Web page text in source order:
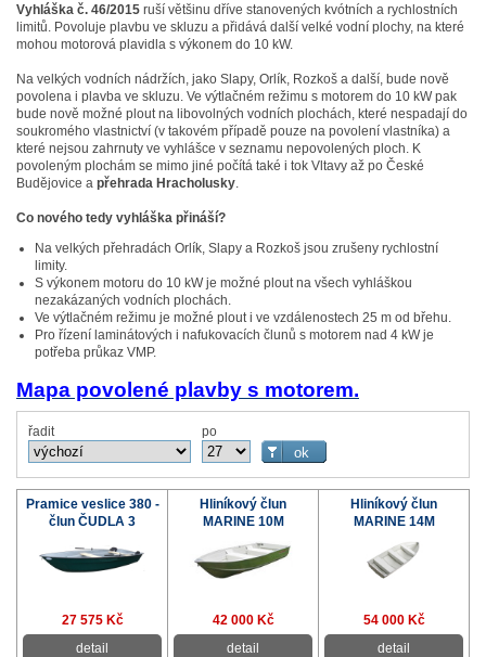
Vyhláška č. 46/2015 ruší většinu dříve stanovených kvótních a rychlostních
limitů. Povoluje plavbu ve skluzu a přidává další velké vodní plochy, na které
mohou motorová plavidla s výkonem do 10 kW.
Na velkých vodních nádržích, jako Slapy, Orlík, Rozkoš a další, bude nově
povolena i plavba ve skluzu. Ve výtlačném režimu s motorem do 10 kW pak
bude nově možné plout na libovolných vodních plochách, které nespadají do
soukromého vlastnictví (v takovém případě pouze na povolení vlastníka) a
které nejsou zahrnuty ve vyhlášce v seznamu nepovolených ploch. K
povoleným plochám se mimo jiné počítá také i tok Vltavy až po České
Budějovice a přehrada Hracholusky
Co nového tedy vyhláška přináší?
Na velkých přehradách Orlík, Slapy a Rozkoš jsou zrušeny rychlostní
limity.
S výkonem motoru do 10 kW je možné plout na všech vyhláškou
nezakázaných vodních plochách.
Ve výtlačném režimu je možné plout i ve vzdálenostech 25 m od břehu.
Pro řízení laminátových i nafukovacích člunů s motorem nad 4 kW je
potřeba průkaz VMP.
Mapa povolené plavby s motorem.
řadit po
Pramice veslice 380 -
člun ČUDLA 3
Hliníkový člun
MARINE 10M
Hliníkový člun
MARINE 14M
27 575 Kč
detail
42 000 Kč
detail
54 000 Kč
detail